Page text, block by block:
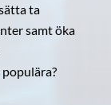
ta
samt öka